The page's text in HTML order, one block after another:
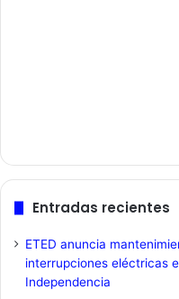
Entradas recientes
ETED anuncia
interrupciones eléctricas
Independencia